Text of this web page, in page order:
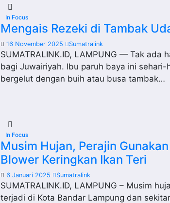
In Focus
Mengais Rezeki di Tambak
16 November 2025 Sumatralink
SUMATRALINK.ID, LAMPUNG — Tak ada
bagi Juwairiyah. Ibu paruh baya ini sehari-
bergelut dengan buih atau busa tambak…
In Focus
Musim Hujan, Perajin Gunakan
Blower Keringkan Ikan Teri
6 Januari 2025 Sumatralink
SUMATRALINK.ID, LAMPUNG – Musim
terjadi di Kota Bandar Lampung dan